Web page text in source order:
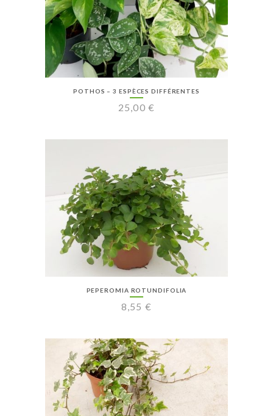
POTHOS – 3 ESPÈCES DIFFÉRENTES
25,00 €
PEPEROMIA ROTUNDIFOLIA
8,55 €